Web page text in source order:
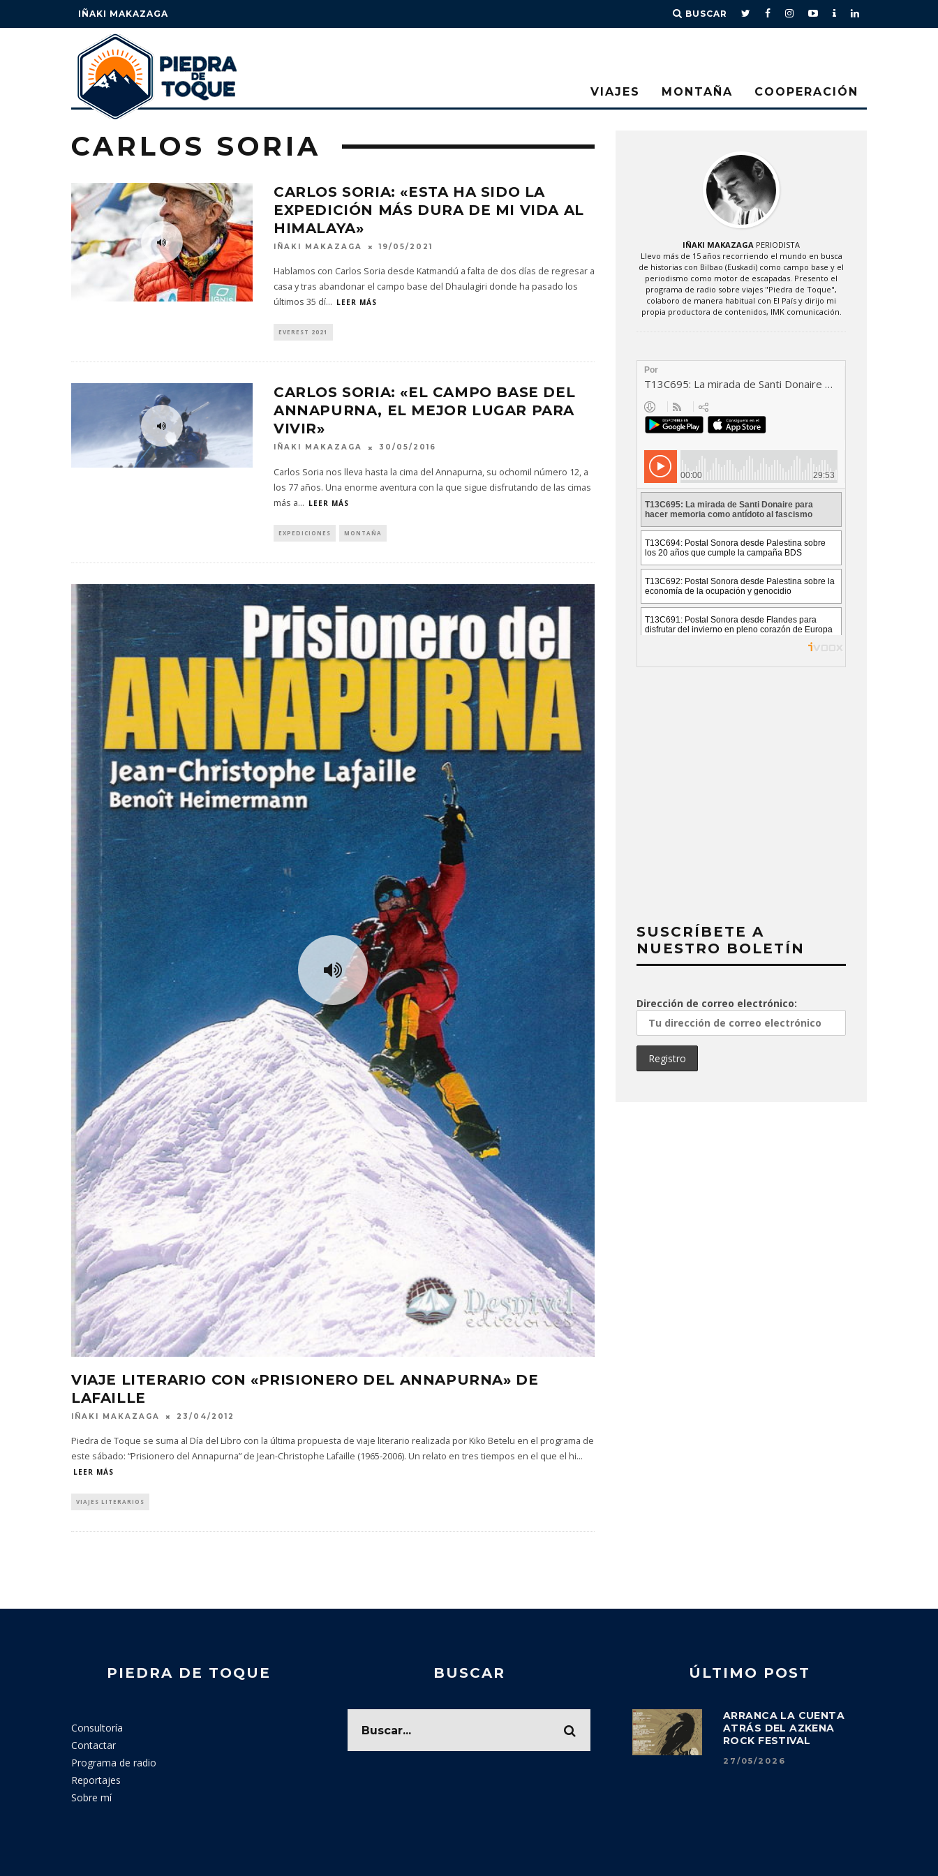
IÑAKI MAKAZAGA BUSCAR
VIAJES MONTAÑA COOPERACIÓN
CARLOS SORIA
CARLOS SORIA: «ESTA HA SIDO LA
EXPEDICIÓN MÁS DURA DE MI VIDA AL
HIMALAYA»
IÑAKI MAKAZAGA 19/05/2021
Hablamos con Carlos Soria desde Katmandú a falta de dos días de regresar a
casa y tras abandonar el campo base del Dhaulagiri donde ha pasado los
últimos 35 dí... LEER MÁS
EVEREST 2021
CARLOS SORIA: «EL CAMPO BASE DEL
ANNAPURNA, EL MEJOR LUGAR PARA
VIVIR»
IÑAKI MAKAZAGA 30/05/2016
Carlos Soria nos lleva hasta la cima del Annapurna, su ochomil número 12, a
los 77 años. Una enorme aventura con la que sigue disfrutando de las cimas
más a... LEER MÁS
EXPEDICIONES MONTAÑA
VIAJE LITERARIO CON «PRISIONERO DEL ANNAPURNA» DE
LAFAILLE
IÑAKI MAKAZAGA 23/04/2012
Piedra de Toque se suma al Día del Libro con la última propuesta de viaje literario realizada por Kiko Betelu en el programa de
este sábado: “Prisionero del Annapurna” de Jean-Christophe Lafaille (1965-2006). Un relato en tres tiempos en el que el hi...
LEER MÁS
VIAJES LITERARIOS
IÑAKI MAKAZAGA PERIODISTA
Llevo más de 15 años recorriendo el mundo en busca
de historias con Bilbao (Euskadi) como campo base y el
periodismo como motor de escapadas. Presento el
programa de radio sobre viajes "Piedra de Toque",
colaboro de manera habitual con El País y dirijo mi
propia productora de contenidos, IMK comunicación.
SUSCRÍBETE A
NUESTRO BOLETÍN
Dirección de correo electrónico:
PIEDRA DE TOQUE
Consultoría
Contactar
Programa de radio
Reportajes
Sobre mí
BUSCAR ÚLTIMO POST
ARRANCA LA CUENTA
ATRÁS DEL AZKENA
ROCK FESTIVAL
27/05/2026